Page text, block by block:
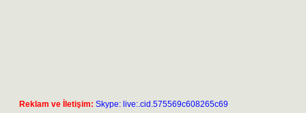
Reklam ve İletişim: Skype: live:.cid.575569c608265c69